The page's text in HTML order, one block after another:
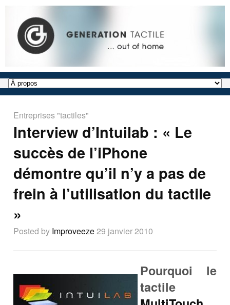
Entreprises "tactiles"
Interview d’Intuilab : « Le
succès de l’iPhone
démontre qu’il n’y a pas de
frein à l’utilisation du tactile
»
Posted by Improveeze29 janvier 2010
Pourquoi le
tactile